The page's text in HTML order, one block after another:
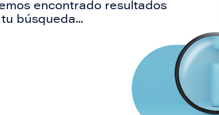
encontrado resultados
búsqueda...